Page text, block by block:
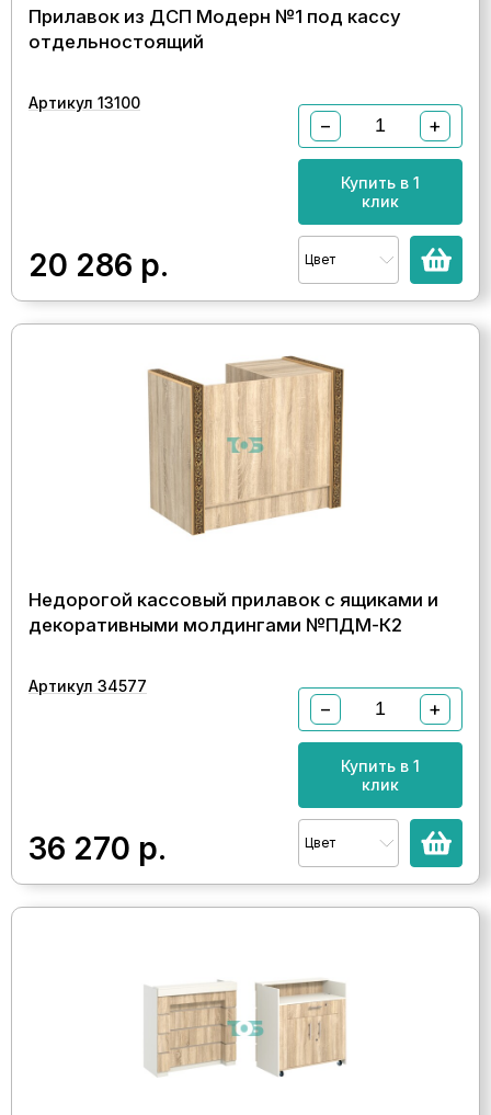
Прилавок из ДСП Модерн №1 под кассу
отдельностоящий
Артикул 13100
20 286 р.
− +
Купить в 1
клик
Цвет
Недорогой кассовый прилавок с ящиками и
декоративными молдингами №ПДМ-К2
Артикул 34577
36 270 р.
− +
Купить в 1
клик
Цвет